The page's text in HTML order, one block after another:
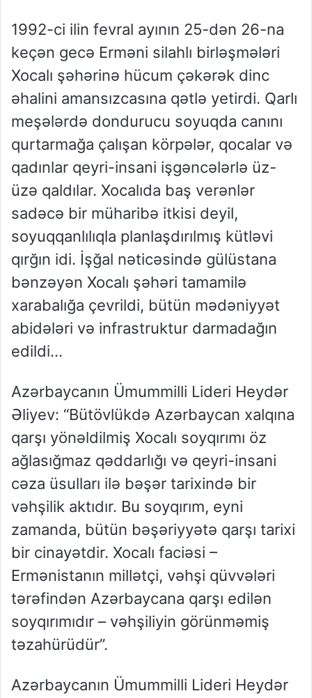
1992-ci ilin fevral ayının 25-dən 26-na
keçən gecə Erməni silahlı birləşmələri
Xocalı şəhərinə hücum çəkərək dinc
əhalini amansızcasına qətlə yetirdi. Qarlı
meşələrdə dondurucu soyuqda canını
qurtarmağa çalışan körpələr, qocalar və
qadınlar qeyri-insani işgəncələrlə üz-
üzə qaldılar. Xocalıda baş verənlər
sadəcə bir müharibə itkisi deyil,
soyuqqanlılıqla planlaşdırılmış kütləvi
qırğın idi. İşğal nəticəsində gülüstana
bənzəyən Xocalı şəhəri tamamilə
xarabalığa çevrildi, bütün mədəniyyət
abidələri və infrastruktur darmadağın
edildi...
Azərbaycanın Ümummilli Lideri Heydər
Əliyev: “Bütövlükdə Azərbaycan xalqına
qarşı yönəldilmiş Xocalı soyqırımı öz
ağlasığmaz qəddarlığı və qeyri-insani
cəza üsulları ilə bəşər tarixində bir
vəhşilik aktıdır. Bu soyqırım, eyni
zamanda, bütün bəşəriyyətə qarşı tarixi
bir cinayətdir. Xocalı faciəsi –
Ermənistanın millətçi, vəhşi qüvvələri
tərəfindən Azərbaycana qarşı edilən
soyqırımıdır – vəhşiliyin görünməmiş
təzahürüdür”.
Azərbaycanın Ümummilli Lideri Heydər